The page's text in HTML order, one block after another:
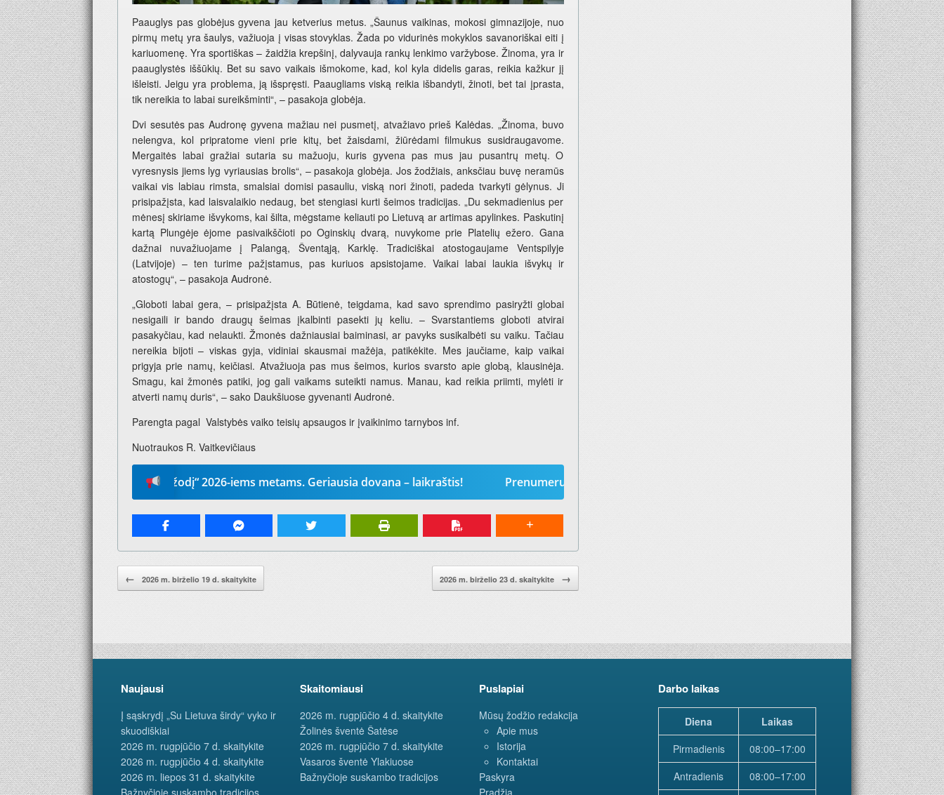
Paauglys pas globėjus gyvena jau ketverius metus. „Šaunus vaikinas, mokosi gimnazijoje, nuo
pirmų metų yra šaulys, važiuoja į visas stovyklas. Žada po vidurinės mokyklos savanoriškai eiti į
kariuomenę. Yra sportiškas – žaidžia krepšinį, dalyvauja rankų lenkimo varžybose. Žinoma, yra ir
paauglystės iššūkių. Bet su savo vaikais išmokome, kad, kol kyla didelis garas, reikia kažkur jį
išleisti. Jeigu yra problema, ją išspręsti. Paaugliams viską reikia išbandyti, žinoti, bet tai įprasta,
tik nereikia to labai sureikšminti“, – pasakoja globėja.
Dvi sesutės pas Audronę gyvena mažiau nei pusmetį, atvažiavo prieš Kalėdas. „Žinoma, buvo
nelengva, kol pripratome vieni prie kitų, bet žaisdami, žiūrėdami filmukus susidraugavome.
Mergaitės labai gražiai sutaria su mažuoju, kuris gyvena pas mus jau pusantrų metų. O
vyresnysis jiems lyg vyriausias brolis“, – pasakoja globėja. Jos žodžiais, anksčiau buvę neramūs
vaikai vis labiau rimsta, smalsiai domisi pasauliu, viską nori žinoti, padeda tvarkyti gėlynus. Ji
prisipažįsta, kad laisvalaikio nedaug, bet stengiasi kurti šeimos tradicijas. „Du sekmadienius per
mėnesį skiriame išvykoms, kai šilta, mėgstame keliauti po Lietuvą ar artimas apylinkes. Paskutinį
kartą Plungėje ėjome pasivaikščioti po Oginskių dvarą, nuvykome prie Platelių ežero. Gana
dažnai nuvažiuojame į Palangą, Šventąją, Karklę. Tradiciškai atostogaujame Ventspilyje
(Latvijoje) – ten turime pažįstamus, pas kuriuos apsistojame. Vaikai labai laukia išvykų ir
atostogų“, – pasakoja Audronė.
„Globoti labai gera, – prisipažįsta A. Būtienė, teigdama, kad savo sprendimo pasiryžti globai
nesigaili ir bando draugų šeimas įkalbinti pasekti jų keliu. – Svarstantiems globoti atvirai
pasakyčiau, kad nelaukti. Žmonės dažniausiai baiminasi, ar pavyks susikalbėti su vaiku. Tačiau
nereikia bijoti – viskas gyja, vidiniai skausmai mažėja, patikėkite. Mes jaučiame, kaip vaikai
prigyja prie namų, keičiasi. Atvažiuoja pas mus šeimos, kurios svarsto apie globą, klausinėja.
Smagu, kai žmonės patiki, jog gali vaikams suteikti namus. Manau, kad reikia priimti, mylėti ir
atverti namų duris“, – sako Daukšiuose gyvenanti Audronė.
Parengta pagal Valstybės vaiko teisių apsaugos ir įvaikinimo tarnybos inf.
Nuotraukos R. Vaitkevičiaus
„Mūsų žodį“ 2026-iems metams. Geriausia dovana – laikraštis! Prenumeruokite „Mūsų žodį“ 2026-iems metams. Geriausia dovana – laikraštis!
← 2026 m. birželio 19 d. skaitykite 2026 m. birželio 23 d. skaitykite →
Naujausi
Į sąskrydį „Su Lietuva širdy“ vyko ir
skuodiškiai
2026 m. rugpjūčio 7 d. skaitykite
2026 m. rugpjūčio 4 d. skaitykite
2026 m. liepos 31 d. skaitykite
Bažnyčioje suskambo tradicijos
Skaitomiausi
2026 m. rugpjūčio 4 d. skaitykite
Žolinės šventė Šatėse
2026 m. rugpjūčio 7 d. skaitykite
Vasaros šventė Ylakiuose
Bažnyčioje suskambo tradicijos
Puslapiai
Mūsų žodžio redakcija
Apie mus
Istorija
Kontaktai
Paskyra
Pradžia
Darbo laikas
Diena
Laikas
Pirmadienis
08:00–17:00
Antradienis
08:00–17:00